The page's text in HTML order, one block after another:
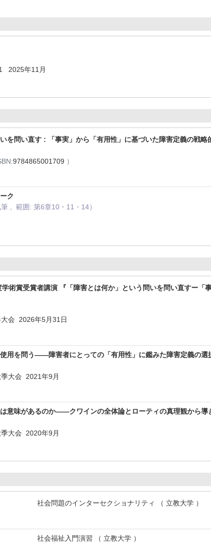
2025年11月
いを問い直す : 「事実」から「有用性」に基づいた障害定義の戦略
9784865001709 ）
ク
, 範囲: 第6章10・11・14）
術賞受賞者講演 『「障害とは何か」という問いを問い直すー「
会 2026年5月31日
用を問う――障害者にとっての「有用性」に鑑みた障害定義の選
大会 2021年9月
意味があるのか――クワインの全体論とローティの真理観から導
大会 2020年9月
社会問題のインターセクショナリティ （ 立教大学 ）
社会福祉入門演習 （ 立教大学 ）